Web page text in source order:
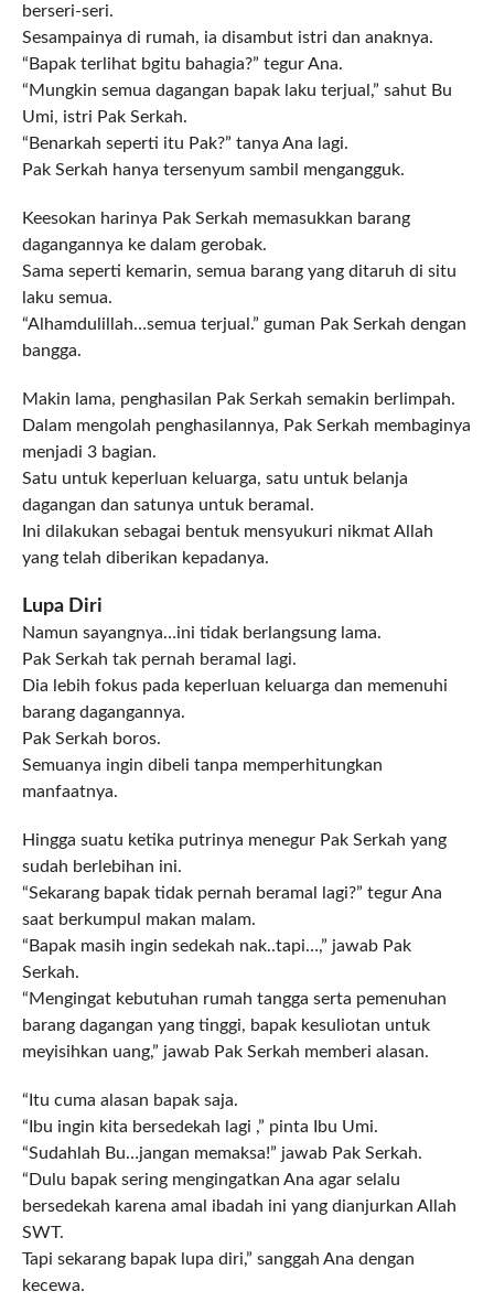
berseri-seri.
Sesampainya di rumah, ia disambut istri dan anaknya.
“Bapak terlihat bgitu bahagia?” tegur Ana.
“Mungkin semua dagangan bapak laku terjual,” sahut Bu
Umi, istri Pak Serkah.
“Benarkah seperti itu Pak?” tanya Ana lagi.
Pak Serkah hanya tersenyum sambil mengangguk.
Keesokan harinya Pak Serkah memasukkan barang
dagangannya ke dalam gerobak.
Sama seperti kemarin, semua barang yang ditaruh di situ
laku semua.
“Alhamdulillah…semua terjual.” guman Pak Serkah dengan
bangga.
Makin lama, penghasilan Pak Serkah semakin berlimpah.
Dalam mengolah penghasilannya, Pak Serkah membaginya
menjadi 3 bagian.
Satu untuk keperluan keluarga, satu untuk belanja
dagangan dan satunya untuk beramal.
Ini dilakukan sebagai bentuk mensyukuri nikmat Allah
yang telah diberikan kepadanya.
Lupa Diri
Namun sayangnya…ini tidak berlangsung lama.
Pak Serkah tak pernah beramal lagi.
Dia lebih fokus pada keperluan keluarga dan memenuhi
barang dagangannya.
Pak Serkah boros.
Semuanya ingin dibeli tanpa memperhitungkan
manfaatnya.
Hingga suatu ketika putrinya menegur Pak Serkah yang
sudah berlebihan ini.
“Sekarang bapak tidak pernah beramal lagi?” tegur Ana
saat berkumpul makan malam.
“Bapak masih ingin sedekah nak..tapi…,” jawab Pak
Serkah.
“Mengingat kebutuhan rumah tangga serta pemenuhan
barang dagangan yang tinggi, bapak kesuliotan untuk
meyisihkan uang,” jawab Pak Serkah memberi alasan.
“Itu cuma alasan bapak saja.
“Ibu ingin kita bersedekah lagi ,” pinta Ibu Umi.
“Sudahlah Bu…jangan memaksa!” jawab Pak Serkah.
“Dulu bapak sering mengingatkan Ana agar selalu
bersedekah karena amal ibadah ini yang dianjurkan Allah
SWT.
Tapi sekarang bapak lupa diri,” sanggah Ana dengan
kecewa.